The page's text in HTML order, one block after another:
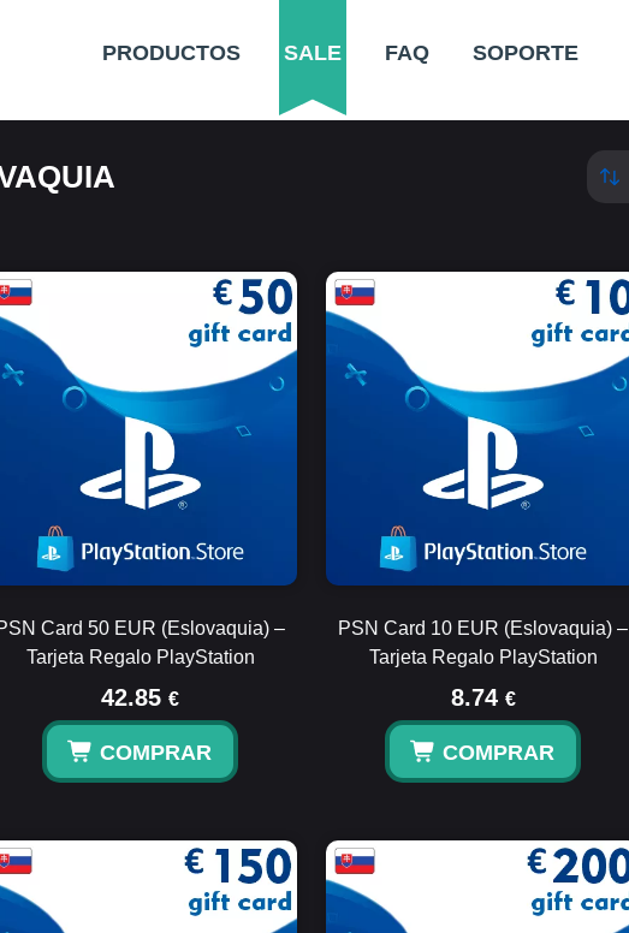
PRODUCTOS SALE FAQ SOPORTE
Card 50 EUR (Eslovaquia) –
Tarjeta Regalo PlayStation
42.85 €
COMPRAR
PSN Card 10 EUR (Eslovaquia) –
Tarjeta Regalo PlayStation
8.74 €
COMPRAR